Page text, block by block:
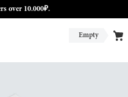
over 10.000₽.
Empty